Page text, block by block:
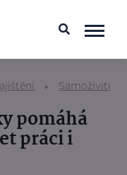
Samoživitel/
pomáhá
práci i